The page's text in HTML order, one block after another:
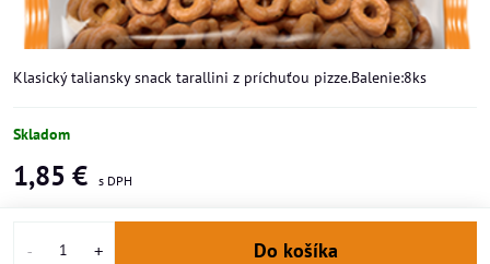
Klasický taliansky snack tarallini z príchuťou pizze.Balenie:8ks
Skladom
1,85 €
Do košíka